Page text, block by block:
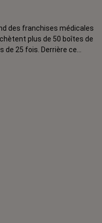
des franchises médicales
plus de 50 boîtes de
de 25 fois. Derrière ce
touchées par un cancer,